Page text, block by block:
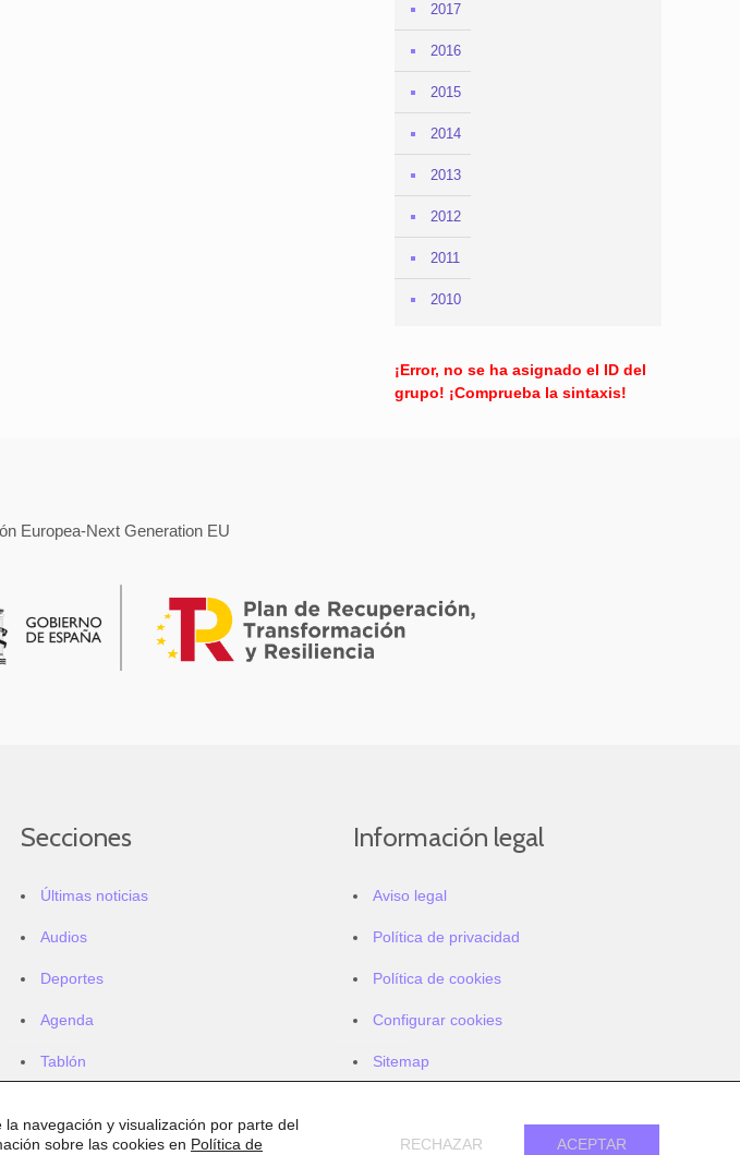
2017
2016
2015
2014
2013
2012
2011
2010
¡Error, no se ha asignado el ID del
grupo! ¡Comprueba la sintaxis!
Europea-Next Generation EU
Secciones
Últimas noticias
Audios
Deportes
Agenda
Tablón
Información legal
Aviso legal
Política de privacidad
Política de cookies
Configurar cookies
Sitemap
navegación y visualización por parte del
sobre las cookies en Política de ACEPTAR
RECHAZAR